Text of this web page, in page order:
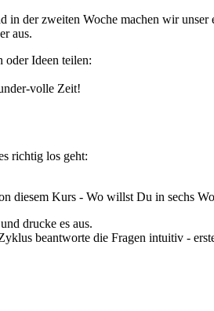
in der zweiten Woche machen wir
aus.
oder Ideen teilen:
volle Zeit!
richtig los geht:
diesem Kurs - Wo willst Du in sechs
drucke es aus.
beantworte die Fragen intuitiv -